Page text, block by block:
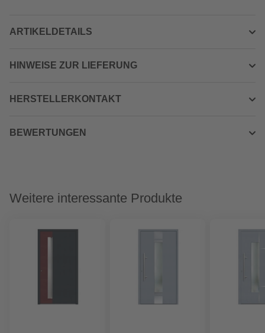
ARTIKELDETAILS
HINWEISE ZUR LIEFERUNG
HERSTELLERKONTAKT
BEWERTUNGEN
Weitere interessante Produkte